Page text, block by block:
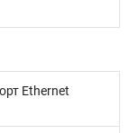
Ethernet